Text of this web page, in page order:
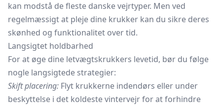
kan modstå de fleste danske vejrtyper. Men ved
regelmæssigt at pleje dine krukker kan du sikre deres
skønhed og funktionalitet over tid.
Langsigtet holdbarhed
For at øge dine letvægtskrukkers levetid, bør du følge
nogle langsigtede strategier:
Skift placering: Flyt krukkerne indendørs eller under
beskyttelse i det koldeste vintervejr for at forhindre